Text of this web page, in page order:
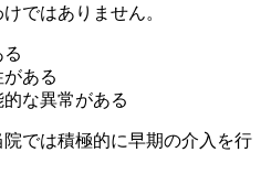
ではありません。
ある
な異常がある
では積極的に早期の介入を行